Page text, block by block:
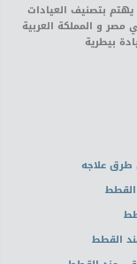
بتصنيف العيادات
مصر و المملكة العربية
بيطرية
طرق علاجه
القطط